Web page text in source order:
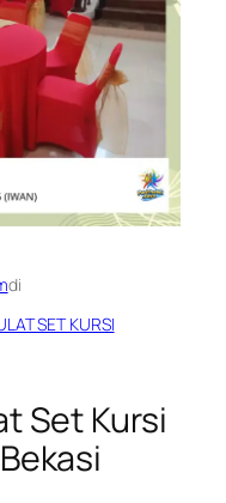
di
SET KURSI
Set Kursi